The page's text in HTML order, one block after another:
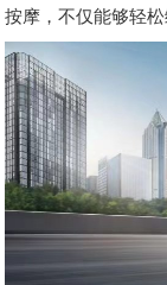
按摩，不仅能够轻